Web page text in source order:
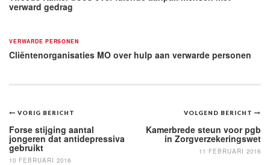
verward gedrag
VERWARDE PERSONEN
Cliëntenorganisaties MO over hulp aan verwarde personen
Bericht
navigatie
VOLGEND BERICHT
Kamerbrede steun voor pgb
in Zorgverzekeringswet
11 FEBRUARI 2016
VORIG BERICHT
Forse stijging aantal
jongeren dat antidepressiva
gebruikt
10 FEBRUARI 2016